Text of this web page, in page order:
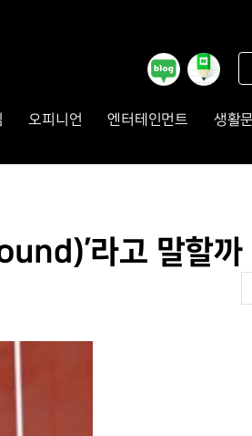
오피니언 엔터테인먼트 생활
라고 말할까